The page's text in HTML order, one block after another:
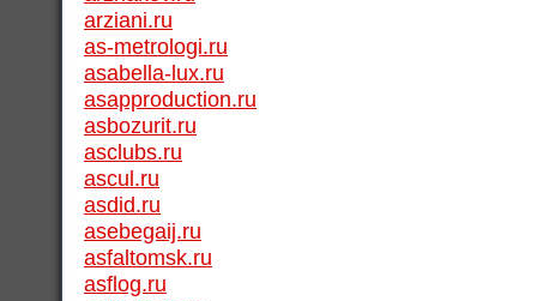
arziani.ru
as-metrologi.ru
asabella-lux.ru
asapproduction.ru
asbozurit.ru
asclubs.ru
ascul.ru
asdid.ru
asebegaij.ru
asfaltomsk.ru
asflog.ru